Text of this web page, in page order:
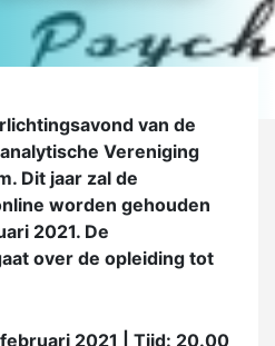
van de
Vereniging
Dit jaar zal de
worden gehouden
2021. De
over de opleiding tot
2021 | Tijd: 20.00